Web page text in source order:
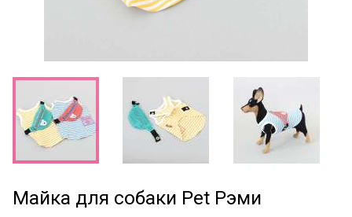
Майка для собаки Pet Рэми